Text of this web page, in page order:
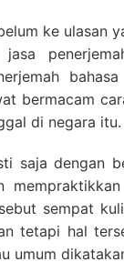
ke ulasan
bermacam
di negara itu.
saja dengan
sempat
tetapi hal
umum